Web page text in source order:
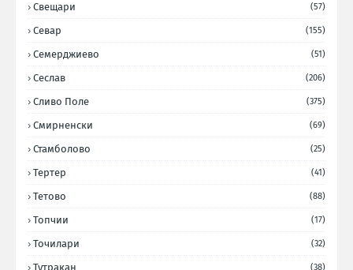
Свещари (57)
Севар (155)
Семерджиево (51)
Сеслав (206)
Сливо Поле (375)
Смирненски (69)
Стамболово (25)
Тертер (41)
Тетово (88)
Топчии (17)
Точилари (32)
Тутракан (38)